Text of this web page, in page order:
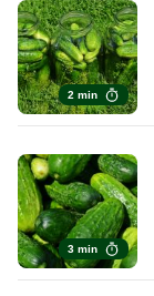
2 min
3 min